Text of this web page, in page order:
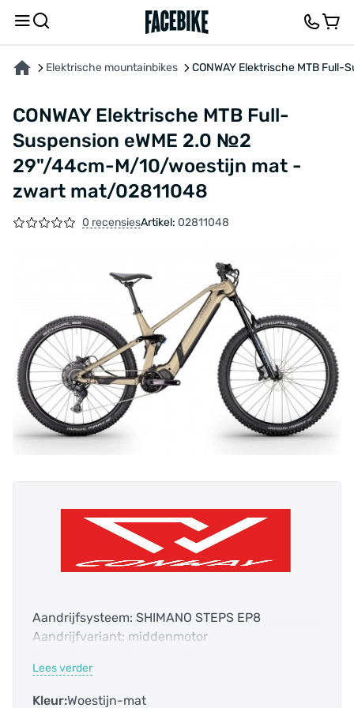
Elektrische mountainbikes CONWAY Elektrische MTB
CONWAY Elektrische MTB Full-
Suspension eWME 2.0 №2
29"/44cm-M/10/woestijn mat -
zwart mat/02811048
0 recensiesArtikel: 02811048
Aandrijfsysteem: SHIMANO STEPS EP8
Aandrijfvariant: middenmotor
Accucapaciteit: 720.0 Wh
Bosch Smart systeem: nee
Lees verder
Kleur:Woestijn-mat
OVER HET PRODUCT KENMERKENFEEDBACK EN VRAGEN